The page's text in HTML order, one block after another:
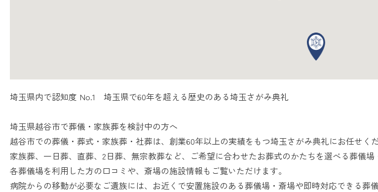
埼玉県内で認知度 No.1 埼玉県で60年を超える歴史のある埼玉さがみ典礼
埼玉県越谷市で葬儀・家族葬を検討中の方へ
越谷市での葬儀・葬式・家族葬・社葬は、創業60年以上の実績をもつ埼玉さがみ典礼にお任せくだ
家族葬、一日葬、直葬、2日葬、無宗教葬など、ご希望に合わせたお葬式のかたちを選べる葬儀場
各葬儀場を利用した方の口コミや、斎場の施設情報もご覧いただけます。
病院からの移動が必要なご遺族には、お近くで安置施設のある葬儀場・斎場や即時対応できる葬